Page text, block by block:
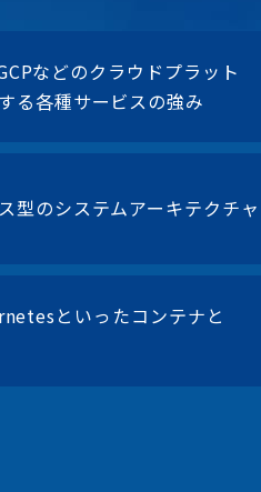
などのクラウドプラット
る各種サービスの強み
型のシステムアーキテクチャ
といったコンテナと